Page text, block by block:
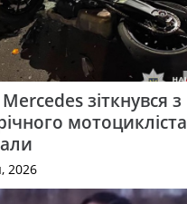
зіткнувся з
мотоцикліста
2026